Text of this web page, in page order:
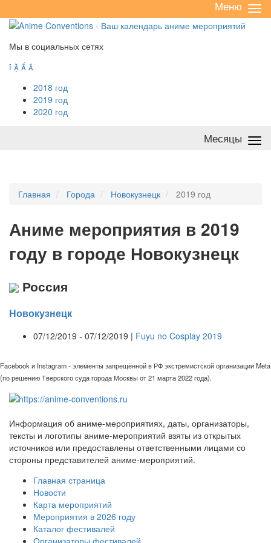
/
Меню
Мы в социальных сетях
   
2018 год
2019 год
2020 год
Месяцы
Главная Города Новокузнецк 2019 год
Аниме мероприятия в 2019
году в городе Новокузнецк
Россия
Новокузнецк
07/12/2019 - 07/12/2019 | Fuyu no Cosplay 2019
Facebook и Instagram - элементы запрещённой в РФ экстремистской организации Meta
(по решению Тверского суда города Москвы от 21 марта 2022 года).
Информация об аниме-мероприятиях, даты, организаторы,
тексты и логотипы аниме-мероприятий взяты из открытых
источников или предоставлены ответственными лицами со
стороны представителей аниме-мероприятий.
Главная страница
Новости
Карта мероприятий
Мероприятия в 2026 году
Каталог фестивалей